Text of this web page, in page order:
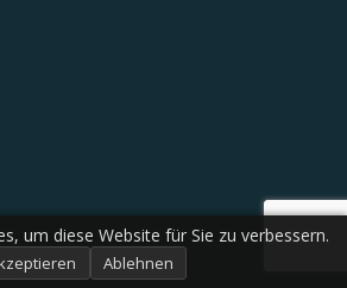
um diese Website für Sie zu verbessern.
Ablehnen